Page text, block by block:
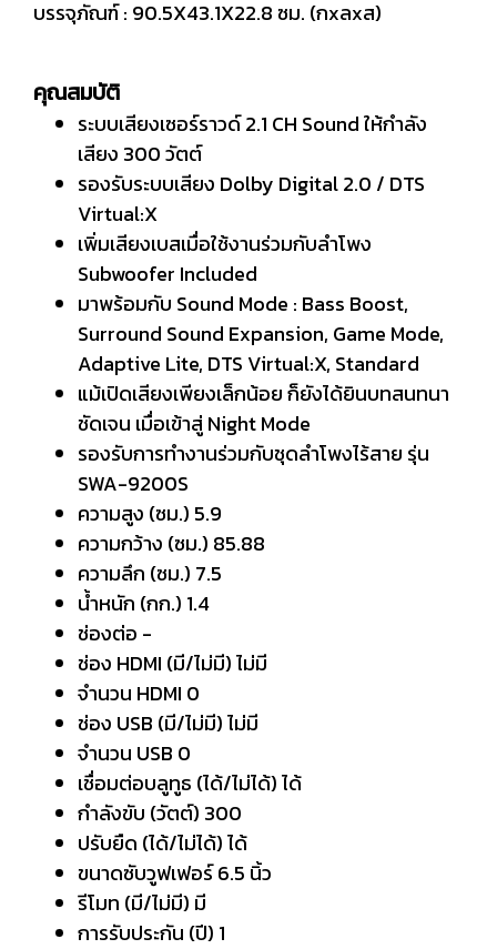
บรรจุภัณฑ์ : 90.5X43.1X22.8 ซม. (กxลxส)
คุณสมบัติ
ระบบเสียงเซอร์ราวด์ 2.1 CH Sound ให้กำลัง
เสียง 300 วัตต์
รองรับระบบเสียง Dolby Digital 2.0 / DTS
Virtual:X
เพิ่มเสียงเบสเมื่อใช้งานร่วมกับลำโพง
Subwoofer Included
มาพร้อมกับ Sound Mode : Bass Boost,
Surround Sound Expansion, Game Mode,
Adaptive Lite, DTS Virtual:X, Standard
แม้เปิดเสียงเพียงเล็กน้อย ก็ยังได้ยินบทสนทนา
ชัดเจน เมื่อเข้าสู่ Night Mode
รองรับการทำงานร่วมกับชุดลำโพงไร้สาย รุ่น
SWA-9200S
ความสูง (ซม.) 5.9
ความกว้าง (ซม.) 85.88
ความลึก (ซม.) 7.5
น้ำหนัก (กก.) 1.4
ช่องต่อ -
ช่อง HDMI (มี/ไม่มี) ไม่มี
จำนวน HDMI 0
ช่อง USB (มี/ไม่มี) ไม่มี
จำนวน USB 0
เชื่อมต่อบลูทูธ (ได้/ไม่ได้) ได้
กำลังขับ (วัตต์) 300
ปรับยืด (ได้/ไม่ได้) ได้
ขนาดซับวูฟเฟอร์ 6.5 นิ้ว
รีโมท (มี/ไม่มี) มี
การรับประกัน (ปี) 1